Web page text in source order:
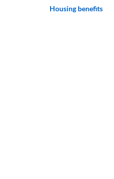
Housing benefits